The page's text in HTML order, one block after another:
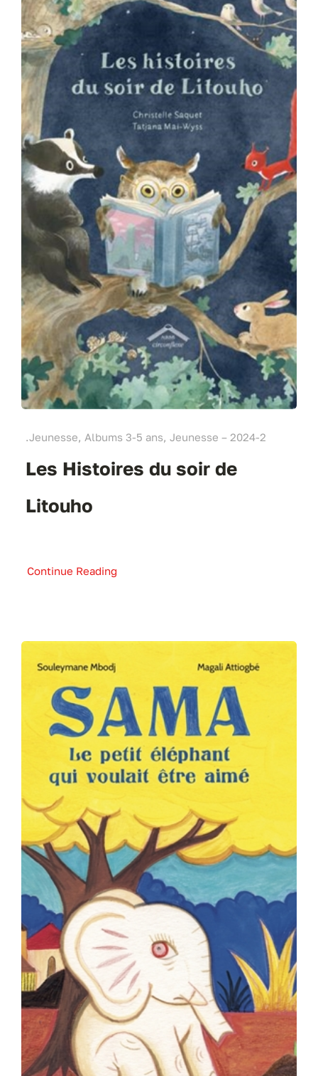
.Jeunesse, Albums 3-5 ans, Jeunesse – 2024-2
Les Histoires du soir de
Litouho
Continue Reading